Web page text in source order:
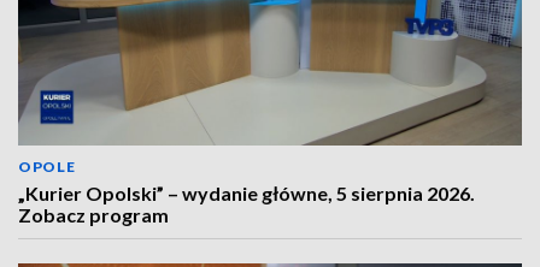
OPOLE
„Kurier Opolski” – wydanie główne, 5 sierpnia 2026.
Zobacz program